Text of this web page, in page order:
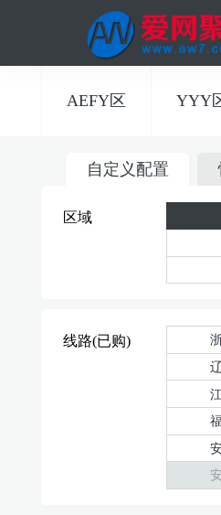
AEFY区 YYY
自定义配置
区域
线路(已购)